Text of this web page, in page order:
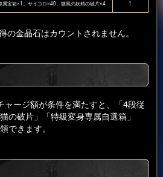
属宝箱×1、サイコロ×40、微風の妖精の破片×4 1
金晶石はカウントされません。
ャージ額が条件を満たすと、「4段従
の破片」「特級変身専属自選箱」
できます。